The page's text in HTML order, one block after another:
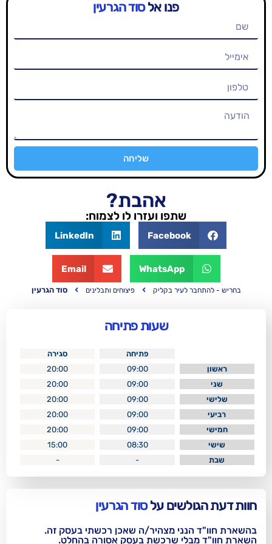
סוד הגרעין
שתפו ועזרו לו לצמוח:
LinkedIn
Email
לעיר בקליק פיצוחים ותבלינים סוד הגרעין
סגירה
09:00
20:00
09:00
20:00
09:00
20:00
09:00
20:00
09:00
20:00
08:30
15:00
-
-
עלסוד הגרעין
מצהיר/ה שאכן רכשתי בעסק זה.
שרכשת בעסק אסורה בהחלט.